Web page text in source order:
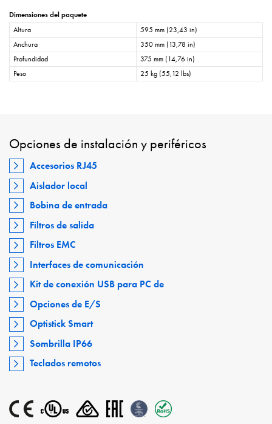
Dimensiones del paquete
Altura
595 mm (23,43 in)
Anchura
350 mm (13,78 in)
Profundidad
375 mm (14,76 in)
Peso
25 kg (55,12 lbs)
Opciones de instalación y periféricos
Accesorios RJ45
Aislador local
Bobina de entrada
Filtros de salida
Filtros EMC
Interfaces de comunicación
Kit de conexión USB para PC de
Opciones de E/S
Optistick Smart
Sombrilla IP66
Teclados remotos